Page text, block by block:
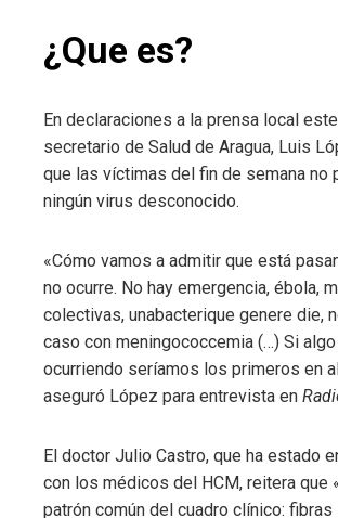
¿Que es?
En declaraciones a la prensa local
secretario de Salud de Aragua, Luis
que las víctimas del fin de semana no
ningún virus desconocido.
«Cómo vamos a admitir que está
no ocurre. No hay emergencia, ébola,
colectivas, unabacterique genere die,
caso con meningococcemia (…) Si
ocurriendo seríamos los primeros en
aseguró López para entrevista en
El doctor Julio Castro, que ha estado
con los médicos del HCM, reitera que
patrón común del cuadro clínico: fibras